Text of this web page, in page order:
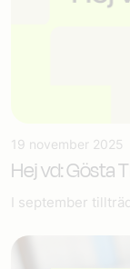
19 november 2025
Hej vd: Gösta
I september